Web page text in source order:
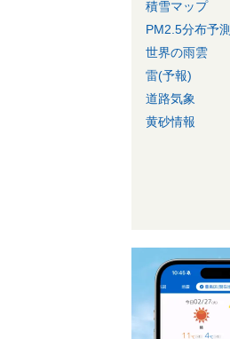
積雪マップ
PM2.5分布予測
世界の雨雲
雷(予報)
道路気象
黄砂情報